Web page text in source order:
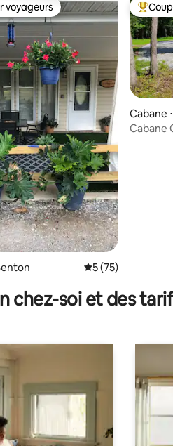
de 19 commentaires : 5 sur 5
les plus appréciés
voyageurs
Évaluation
5 (75)
Coups
Cabane
Cabane
chez-soi et des